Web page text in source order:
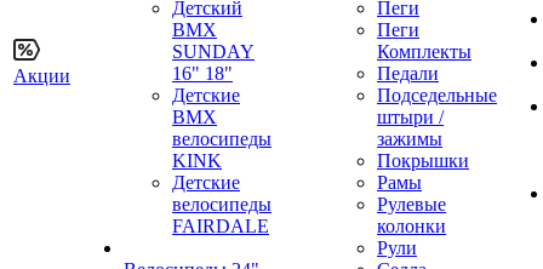
Акции
Детский
BMX
SUNDAY
16" 18"
Детские
BMX
велосипеды
KINK
Детские
велосипеды
FAIRDALE
Пеги
Пеги
Комплекты
Педали
Подседельные
штыри /
зажимы
Покрышки
Рамы
Рулевые
колонки
Рули